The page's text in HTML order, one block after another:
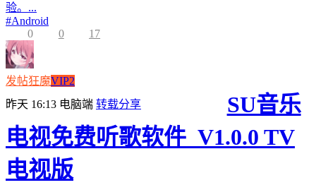
验。...
#Android
0
0 17
发帖狂魔VIP2
昨天 16:13 电脑端 转载分享
SU音乐
电视免费听歌软件_V1.0.0 TV
电视版